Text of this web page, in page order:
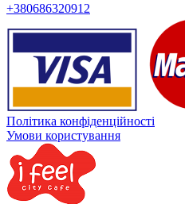
+380686320912
Політика конфіденційності
Умови користування